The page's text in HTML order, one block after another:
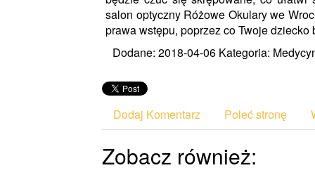
salon optyczny Różowe Okulary we
prawa wstępu, poprzez co Twoje
Dodane: 2018-04-06 Kategoria:
Dodaj Komentarz Poleć stronę
Zobacz również: